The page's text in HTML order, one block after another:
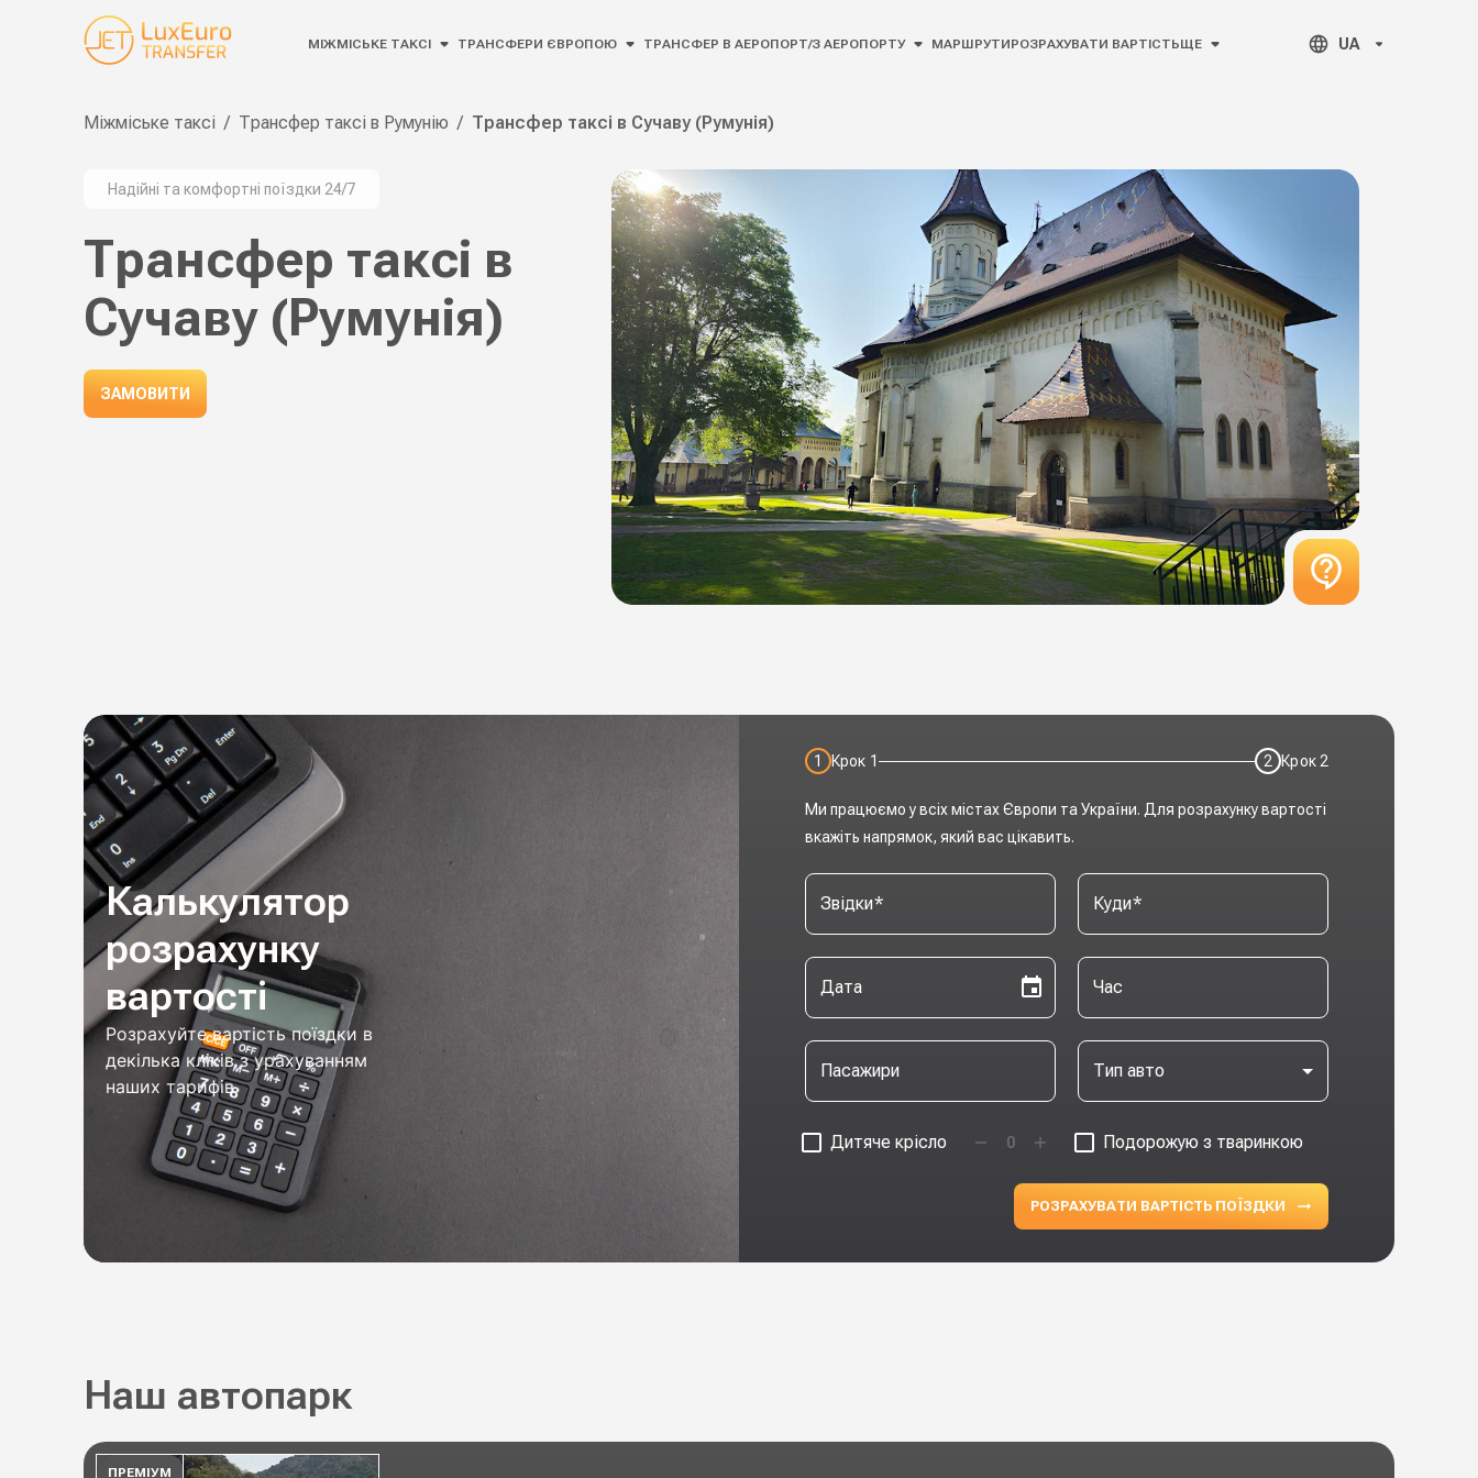
МІЖМІСЬКЕ ТАКСІ ТРАНСФЕРИ ЄВРОПОЮ ТРАНСФЕР В АЕРОПОРТ/З АЕРОПОРТУ МАРШРУТИРОЗРАХУВАТИ ВАРТІСТЬЩЕ UA
Міжміське таксі / Трансфер таксі в Румунію / Трансфер таксі в Сучаву (Румунія)
Надійні та комфортні поїздки 24/7
Трансфер таксі в
Сучаву (Румунія)
ЗАМОВИТИ
Калькулятор
розрахунку
вартості
Розрахуйте вартість поїздки в
декілька кліків з урахуванням
наших тарифів
1 Крок 1 2 Крок2
Ми працюємо у всіх містах Європи та України. Для розрахунку вартості
вкажіть напрямок, який вас цікавить.
Звідки* Куди*
Дата Час
Пасажири Тип авто
Дитяче крісло 0 Подорожую з тваринкою
РОЗРАХУВАТИ ВАРТІСТЬ ПОЇЗДКИ
Наш автопарк
ПРЕМІУМ